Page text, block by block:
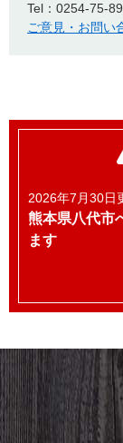
Tel：0254-75-
ご意見・お問い
2026年7月30日
熊本県八代市
ます